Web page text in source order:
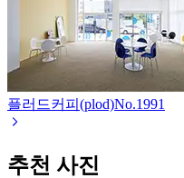
플러드커피(plod)No.1991
추천 사진